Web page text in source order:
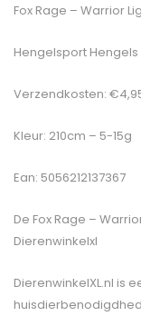
Fox Rage – Warrior
Hengelsport Hengels
Verzendkosten:
Kleur: 210cm – 5-15g
Ean: 5056212137367
De Fox Rage –
Dierenwinkelxl
DierenwinkelXL.nl is